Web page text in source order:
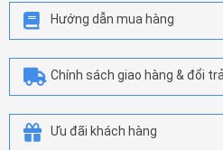
Hướng dẫn mua hàng
Chính sách giao hàng & đổi
Ưu đãi khách hàng